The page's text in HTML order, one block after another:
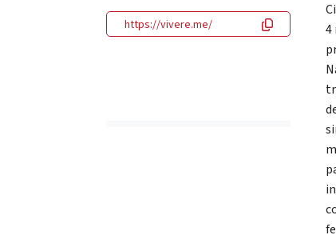
https://vivere.me/
4